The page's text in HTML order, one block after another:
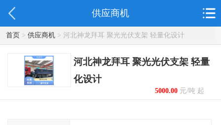
供应商机
首页> 供应商机> 河北神龙拜耳 聚光光伏支架 轻量化设计
河北神龙拜耳 聚光光伏支架 轻量
化设计
5000.00元/吨 起